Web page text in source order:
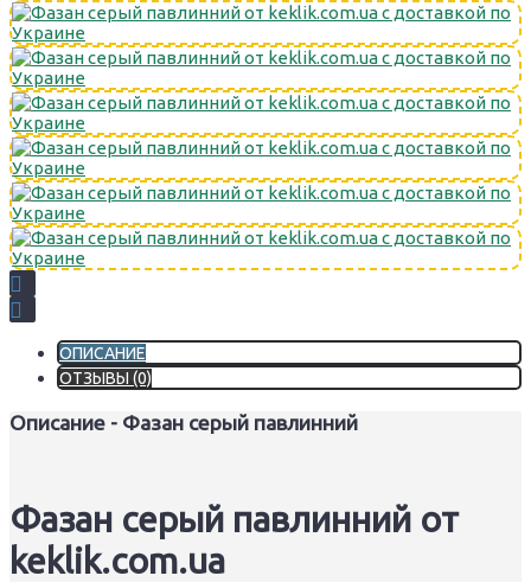
ОПИСАНИЕ
ОТЗЫВЫ (0)
Описание - Фазан серый павлинний
Фазан серый павлинний от
keklik.com.ua